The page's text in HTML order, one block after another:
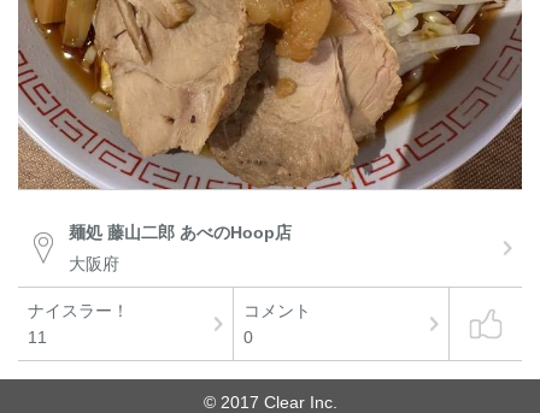
麺処 藤山二郎 あべのHoop店
大阪府
ナイスラー！
11
コメント
0
© 2017 Clear Inc.